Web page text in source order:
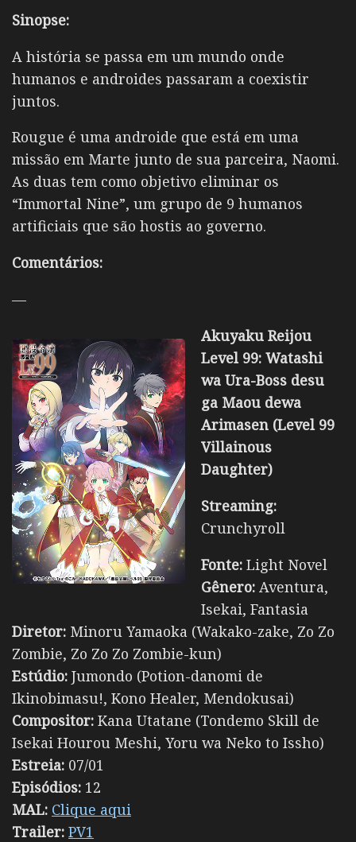
Sinopse:
A história se passa em um mundo onde
humanos e androides passaram a coexistir
juntos.
Rougue é uma androide que está em uma
missão em Marte junto de sua parceira, Naomi.
As duas tem como objetivo eliminar os
“Immortal Nine”, um grupo de 9 humanos
artificiais que são hostis ao governo.
Comentários:
—
Akuyaku Reijou
Level 99: Watashi
wa Ura-Boss desu
ga Maou dewa
Arimasen (Level 99
Villainous
Daughter)
Streaming:
Crunchyroll
Fonte: Light Novel
Gênero: Aventura,
Isekai, Fantasia
Diretor: Minoru Yamaoka (Wakako-zake, Zo Zo
Zombie, Zo Zo Zo Zombie-kun)
Estúdio: Jumondo (Potion-danomi de
Ikinobimasu!, Kono Healer, Mendokusai)
Compositor: Kana Utatane (Tondemo Skill de
Isekai Hourou Meshi, Yoru wa Neko to Issho)
Estreia: 07/01
Episódios: 12
MAL: Clique aqui
Trailer: PV1